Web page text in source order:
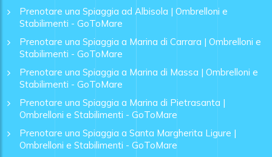
Prenotare una Spiaggia ad Albisola | Ombrelloni e
Stabilimenti - GoToMare
Prenotare una Spiaggia a Marina di Carrara | Ombrelloni e
Stabilimenti - GoToMare
Prenotare una Spiaggia a Marina di Massa | Ombrelloni e
Stabilimenti - GoToMare
Prenotare una Spiaggia a Marina di Pietrasanta |
Ombrelloni e Stabilimenti - GoToMare
Prenotare una Spiaggia a Santa Margherita Ligure |
Ombrelloni e Stabilimenti - GoToMare